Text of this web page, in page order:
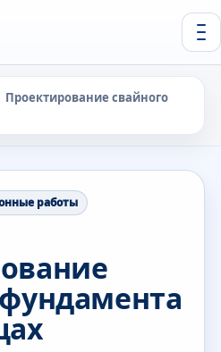
Проектирование свайного
работы